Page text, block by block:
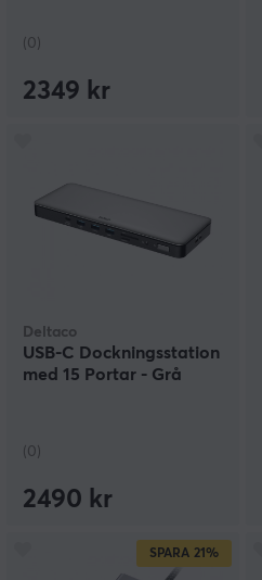
(0)
2349 kr
Deltaco
USB-C Dockningsstation
med 15 Portar - Grå
(0)
2490 kr
SPARA 21%